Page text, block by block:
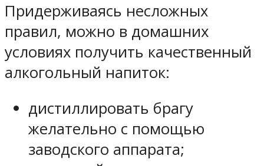
Придерживаясь несложных
правил, можно в домашних
условиях получить качественный
алкогольный напиток:
дистиллировать брагу
желательно с помощью
заводского аппарата;